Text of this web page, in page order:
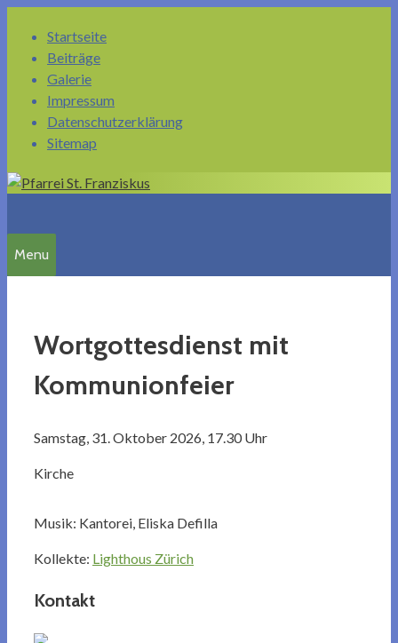
Inhalt
Startseite
Beiträge
Galerie
Impressum
Datenschutzerklärung
Sitemap
Menu
Wortgottesdienst mit
Kommunionfeier
Samstag, 31. Oktober 2026, 17.30 Uhr
Kirche
Musik: Kantorei, Eliska Defilla
Kollekte: Lighthous Zürich
Kontakt